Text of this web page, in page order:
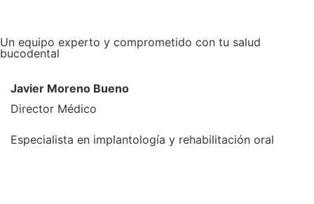
Un equipo experto y comprometido con tu salud
bucodental
Javier Moreno Bueno
Director Médico
Especialista en implantología y rehabilitación oral